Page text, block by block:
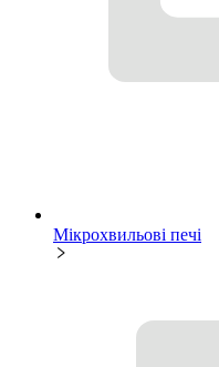
Мікрохвильові печі